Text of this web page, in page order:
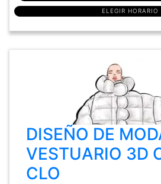
ELEGIR HORARIO
DISEÑO DE
VESTUARIO 3D
CLO